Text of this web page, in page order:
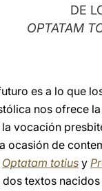
DE
OPTATAM
es a lo que
nos ofrece
vocación
ocasión de
Optatam totius y
textos